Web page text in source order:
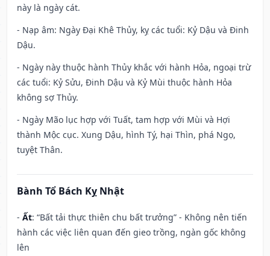
này là ngày cát.
- Nạp âm: Ngày Đại Khê Thủy, kỵ các tuổi: Kỷ Dậu và Đinh
Dậu.
- Ngày này thuộc hành Thủy khắc với hành Hỏa, ngoại trừ
các tuổi: Kỷ Sửu, Đinh Dậu và Kỷ Mùi thuộc hành Hỏa
không sợ Thủy.
- Ngày Mão lục hợp với Tuất, tam hợp với Mùi và Hợi
thành Mộc cục. Xung Dậu, hình Tý, hại Thìn, phá Ngọ,
tuyệt Thân.
Bành Tổ Bách Kỵ Nhật
- Ất: “Bất tải thực thiên chu bất trưởng” - Không nên tiến
hành các việc liên quan đến gieo trồng, ngàn gốc không
lên